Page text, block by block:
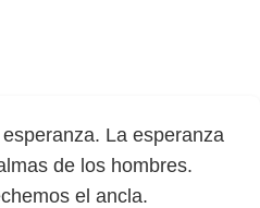
La esperanza
de los hombres.
el ancla.